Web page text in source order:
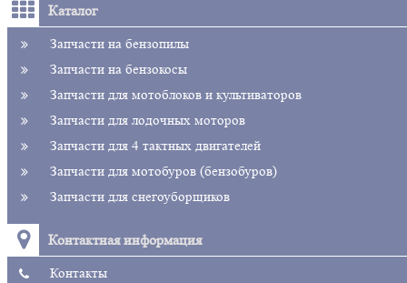
Каталог
Запчасти на бензопилы
Запчасти на бензокосы
Запчасти для мотоблоков и культиваторов
Запчасти для лодочных моторов
Запчасти для 4 тактных двигателей
Запчасти для мотобуров (бензобуров)
Запчасти для снегоуборщиков
Контактная информация
Контакты